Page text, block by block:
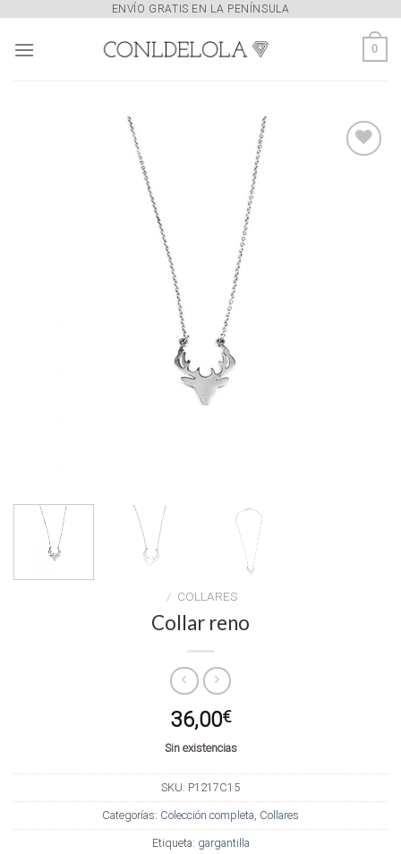
content
ENVÍO GRATIS EN LA PENÍNSULA
0
/ COLLARES
Collar reno
36,00€
Sin existencias
SKU: P1217C15
Categorías: Colección completa, Collares
Etiqueta: gargantilla